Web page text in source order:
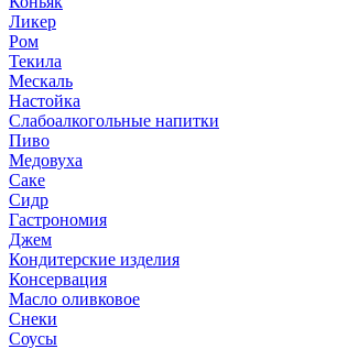
Ликер
Ром
Текила
Мескаль
Настойка
Слабоалкогольные напитки
Пиво
Медовуха
Саке
Сидр
Гастрономия
Джем
Кондитерские изделия
Консервация
Масло оливковое
Снеки
Соусы